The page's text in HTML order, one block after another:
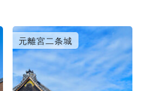
元離宮二条城